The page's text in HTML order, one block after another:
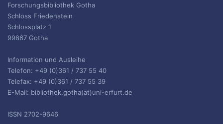
Forschungsbibliothek Gotha
Schloss Friedenstein
Schlossplatz 1
99867 Gotha
Information und Ausleihe
Telefon: +49 (0)361 / 737 55 40
Telefax: +49 (0)361 / 737 55 39
E-Mail: bibliothek.gotha(at)uni-erfurt.de
ISSN 2702-9646